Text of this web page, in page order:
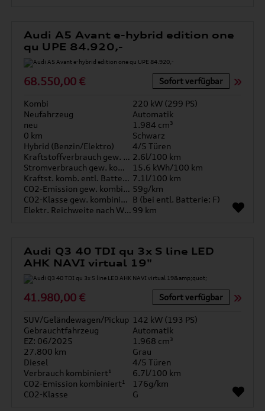
Audi A5 Avant e-hybrid edition one
qu UPE 84.920,-
68.550,00 € Sofort verfügbar
Kombi
220 kW (299 PS)
Neufahrzeug
Automatik
neu
1.984 cm³
0 km
Schwarz
Hybrid (Benzin/Elektro)
4/5 Türen
Kraftstoffverbrauch gew. kombiniert 2.6l/100 km
Stromverbrauch gew. kombiniert
15.6 kWh/100 km
Kraftst. komb. entl. Batterie 7.1l/100 km
CO2-Emission gew. kombiniert 59g/km
CO2-Klasse gew. kombiniert B (bei entl. Batterie: F)
Elektr. Reichweite nach WLTP* 99 km
Audi Q3 40 TDI qu 3x S line LED
AHK NAVI virtual 19"
41.980,00 € Sofort verfügbar
SUV/Geländewagen/Pickup 142 kW (193 PS)
Gebrauchtfahrzeug
Automatik
EZ: 06/2025
1.968 cm³
27.800 km
Grau
Diesel
4/5 Türen
Verbrauch kombiniert¹
6.7l/100 km
CO2-Emission kombiniert¹
176g/km
CO2-Klasse
G